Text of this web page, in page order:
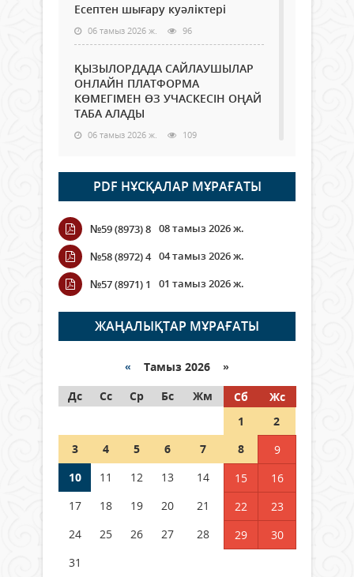
Есептен шығару куәліктері
06 тамыз 2026 ж. 96
ҚЫЗЫЛОРДАДА САЙЛАУШЫЛАР
ОНЛАЙН ПЛАТФОРМА
КӨМЕГІМЕН ӨЗ УЧАСКЕСІН ОҢАЙ
ТАБА АЛАДЫ
06 тамыз 2026 ж. 109
Open Air: Қызылорда облысы
полиция департаменті 20
мыңнан астам көрерменнің
қауіпсіздігін қамтамасыз етті
06 тамыз 2026 ж.
Wi-Fi ҚАБЫРҒА АРҚЫЛЫ ҚАЛАЙ
ӨТЕДІ?
06 тамыз 2026 ж. 285
граждане Казахстана,
05 тамыз 2026 ж. 166
Шетелде жүрген Қазақстан
азаматтары қалай дауыс бере
05 тамыз 2026 ж.
PDF НҰСҚАЛАР МҰРАҒАТЫ
№59 (8973) 8 08 тамыз 2026 ж.
№58 (8972) 4 04 тамыз 2026 ж.
№57 (8971) 1
01 тамыз 2026 ж.
ЖАҢАЛЫҚТАР МҰРАҒАТЫ
« Тамыз 2026 »
Дс
Сс Ср Бс Жм Сб
Жс
1
2
3
4 5 6 7 8
9
10
11 12 13 14 15
16
17
18 19 20 21 22
23
24
25 26 27 28 29
30
31